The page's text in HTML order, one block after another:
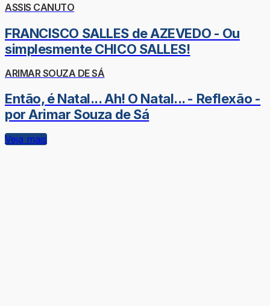
ASSIS CANUTO
FRANCISCO SALLES de AZEVEDO - Ou
simplesmente CHICO SALLES!
ARIMAR SOUZA DE SÁ
Então, é Natal... Ah! O Natal... - Reflexão -
por Arimar Souza de Sá
Veja mais